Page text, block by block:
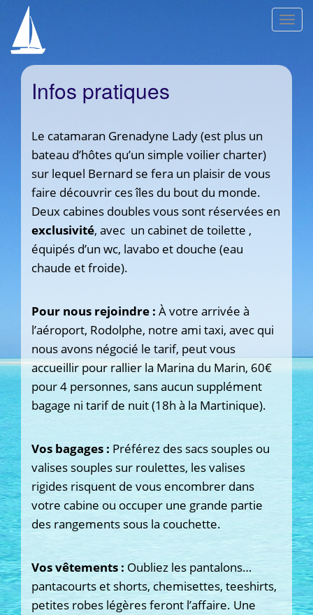
T
o
Infos pratiques
Le catamaran Grenadyne Lady (est plus un
bateau d’hôtes qu’un simple voilier charter)
sur lequel Bernard se fera un plaisir de vous
faire découvrir ces îles du bout du monde.
Deux cabines doubles vous sont réservées en
exclusivité, avec un cabinet de toilette ,
équipés d’un wc, lavabo et douche (eau
chaude et froide).
Pour nous rejoindre : Àvotre arrivée à
l’aéroport, Rodolphe, notre ami taxi, avec qui
nous avons négocié le tarif, peut vous
accueillir pour rallier la Marina du Marin, 60€
pour 4 personnes, sans aucun supplément
bagage ni tarif de nuit (18h à la Martinique).
Vos bagages : Préférez des sacs souples ou
valises souples sur roulettes, les valises
rigides risquent de vous encombrer dans
votre cabine ou occuper une grande partie
des rangements sous la couchette.
Vos vêtements : Oubliez les pantalons…
pantacourts et shorts, chemisettes, teeshirts,
petites robes légères feront l’affaire. Une